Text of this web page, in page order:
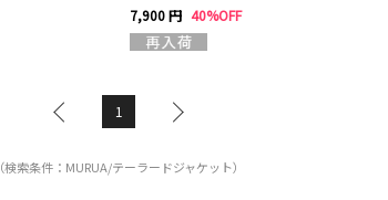
7,900 円 40%OFF
1
（検索条件：MURUA/テーラードジャケット）